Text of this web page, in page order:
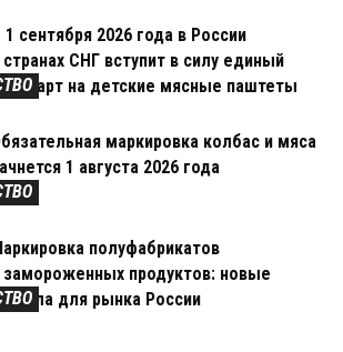
1 сентября 2026 года в России
странах СНГ вступит в силу единый
на детские мясные паштеты
маркировка колбас и мяса
1 августа 2026 года
полуфабрикатов
замороженных продуктов: новые
для рынка России